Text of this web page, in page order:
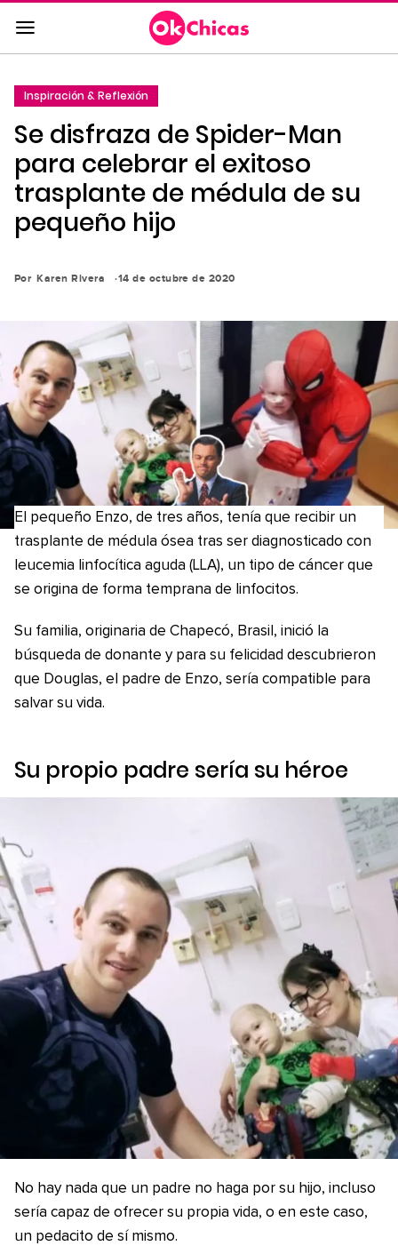
Saltar
al
contenido
a
la
navegación
principal
Inspiración & Reflexión
Se disfraza de Spider-Man
para celebrar el exitoso
trasplante de médula de su
pequeño hijo
Por Karen Rivera 14 de octubre de 2020
El pequeño Enzo, de tres años, tenía que recibir un
trasplante de médula ósea tras ser diagnosticado con
leucemia linfocítica aguda (LLA), un tipo de cáncer que
se origina de forma temprana de linfocitos.
Su familia, originaria de Chapecó, Brasil, inició la
búsqueda de donante y para su felicidad descubrieron
que Douglas, el padre de Enzo, sería compatible para
salvar su vida.
Su propio padre sería su héroe
No hay nada que un padre no haga por su hijo, incluso
sería capaz de ofrecer su propia vida, o en este caso,
un pedacito de sí mismo.